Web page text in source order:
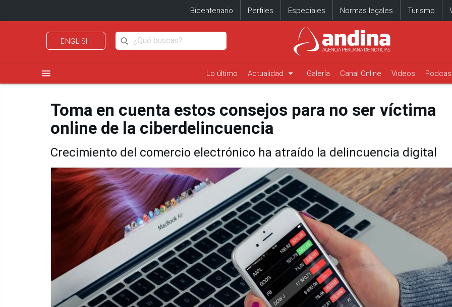
Bicentenario Perfiles Especiales Normas legales Turismo
ENGLISH
menu Lo último Actualidad arrow_drop_down Galería Canal Online Videos
Toma en cuenta estos consejos para no ser víctima
online de la ciberdelincuencia
Crecimiento del comercio electrónico ha atraído la delincuencia digital